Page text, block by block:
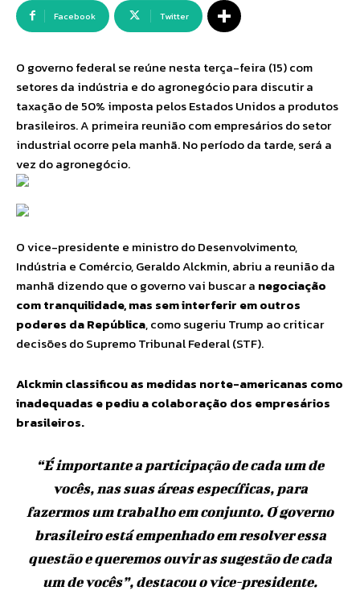
Facebook Twitter
O governo federal se reúne nesta terça-feira (15) com
setores da indústria e do agronegócio para discutir a
taxação de 50% imposta pelos Estados Unidos a produtos
brasileiros. A primeira reunião com empresários do setor
industrial ocorre pela manhã. No período da tarde, será a
vez do agronegócio.
O vice-presidente e ministro do Desenvolvimento,
Indústria e Comércio, Geraldo Alckmin, abriu a reunião da
manhã dizendo que o governo vai buscar a negociação
com tranquilidade, mas sem interferir em outros
poderes da República, como sugeriu Trump ao criticar
decisões do Supremo Tribunal Federal (STF).
Alckmin classificou as medidas norte-americanas como
inadequadas e pediu a colaboração dos empresários
brasileiros.
“É importante a participação de cada um de
vocês, nas suas áreas específicas, para
fazermos um trabalho em conjunto. O governo
brasileiro está empenhado em resolver essa
questão e queremos ouvir as sugestão de cada
um de vocês”, destacou o vice-presidente.